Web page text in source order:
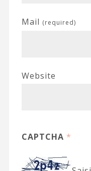
Mail (required)
Website
CAPTCHA *